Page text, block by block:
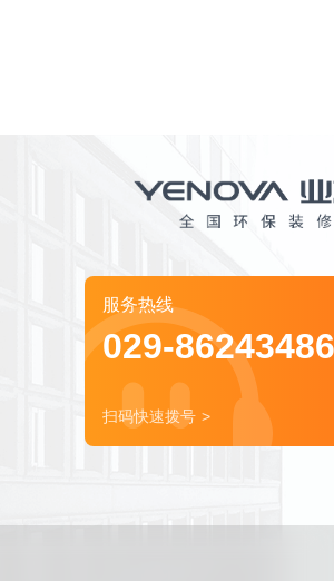
服务热线
029-
扫码快速拨号 >